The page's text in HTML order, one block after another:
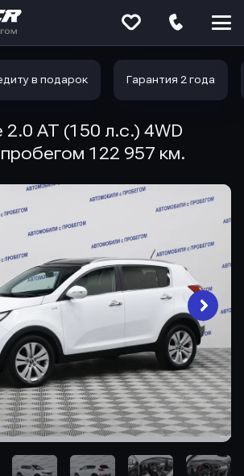
в подарок Гарантия 2 года
AT (150 л.с.) 4WD
122 957 км.